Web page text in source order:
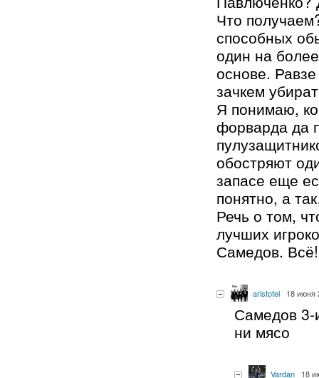
Что
способных
один на
основе.
зачкем
Я понимаю,
форварда да
обостряют
запасе еще
понятно, а
Речь о том,
лучших
Самедов.
aristotel 18 июня
Самедов 3-
ни мясо
Vardan 18